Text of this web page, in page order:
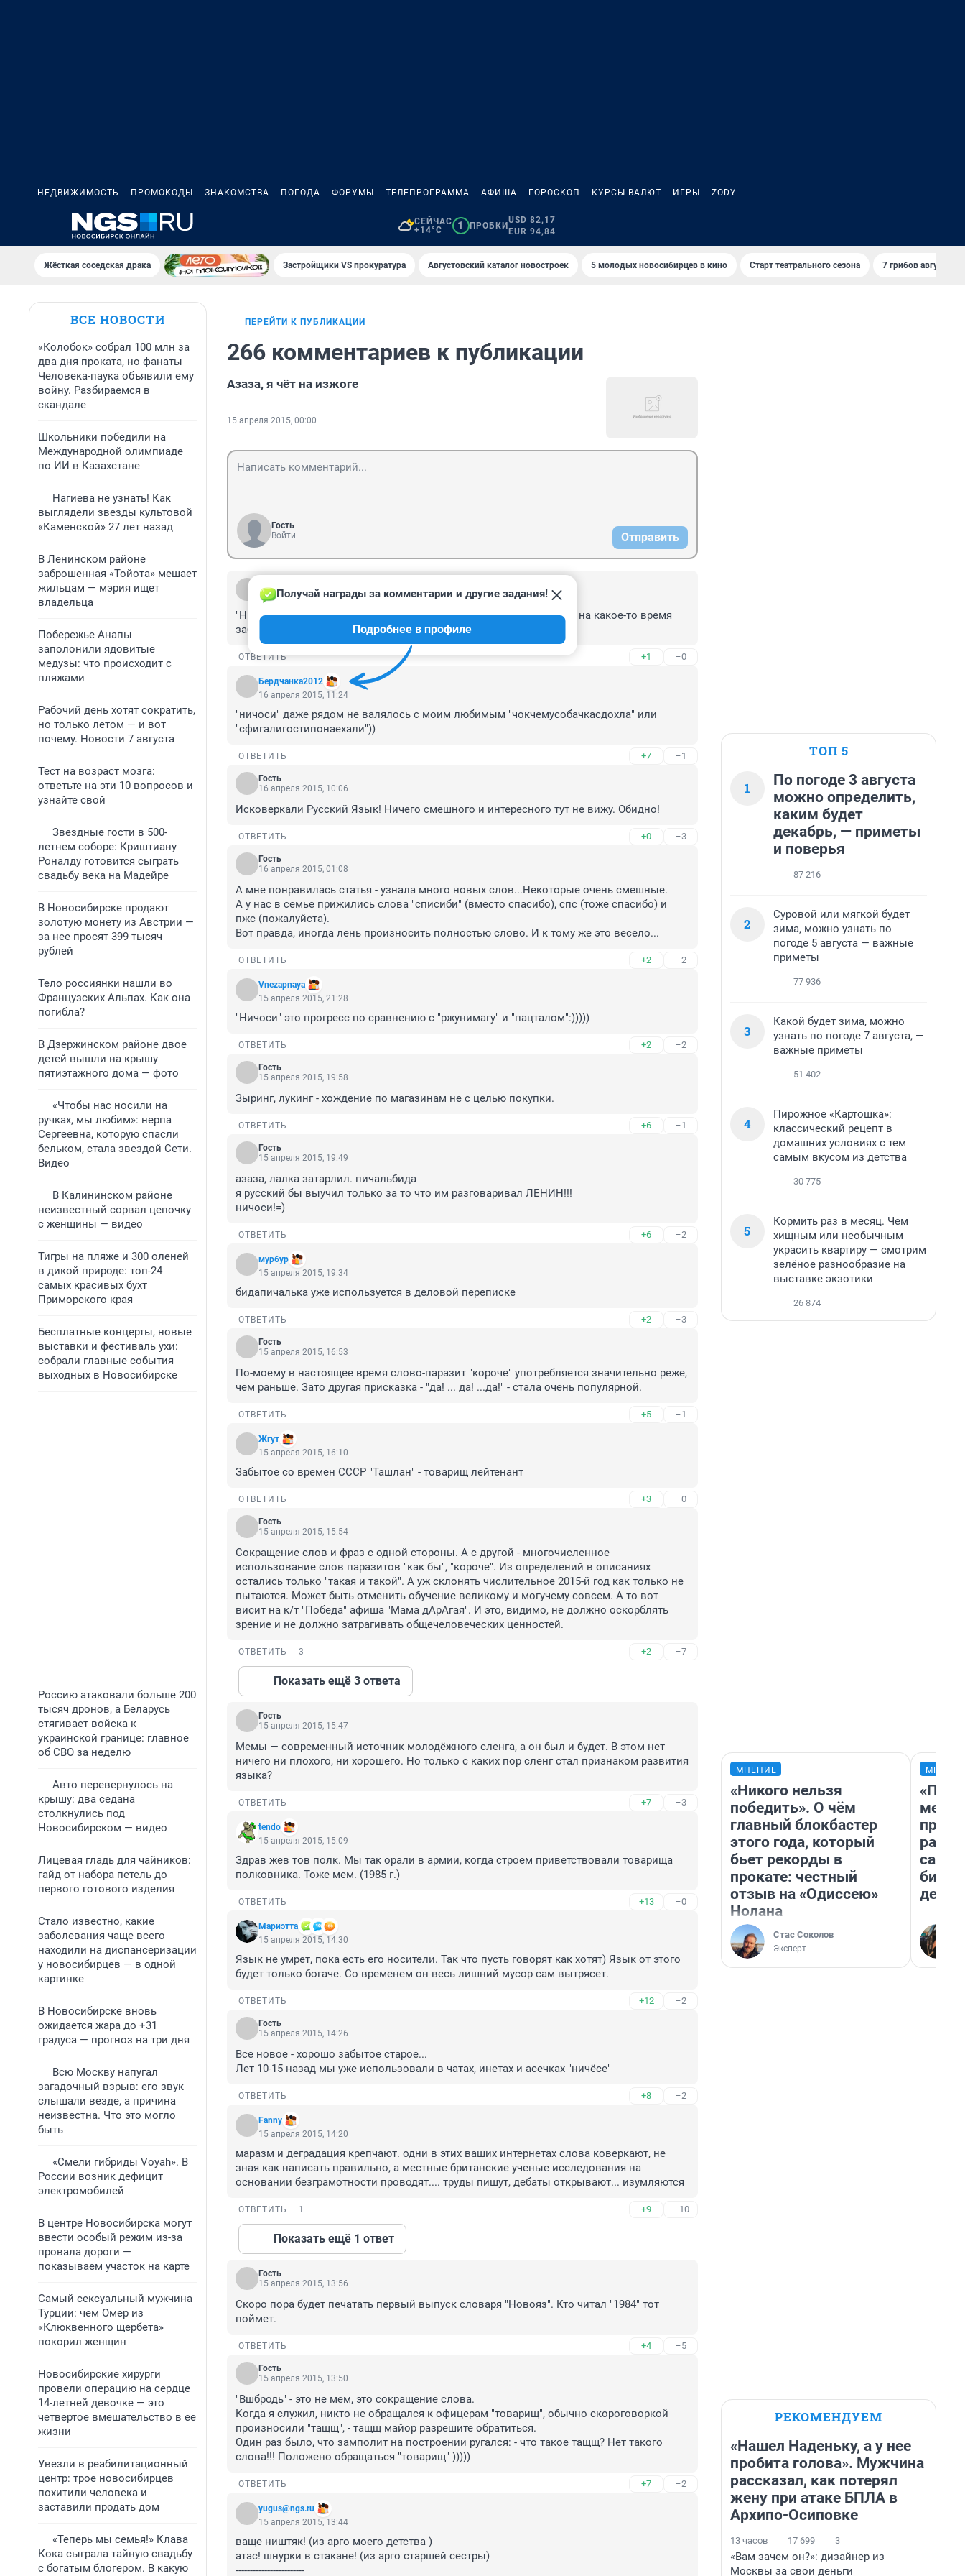
НЕДВИЖИМОСТЬ ПРОМОКОДЫ ЗНАКОМСТВА ПОГОДА ФОРУМЫ ТЕЛЕПРОГРАММА АФИША ГОРОСКОП КУРСЫ ВАЛЮТ ИГРЫ ZODY
СЕЙЧАС
+14°C
1 ПРОБКИ
USD 82,17
EUR 94,84
Жёсткая соседская драка Застройщики VS прокуратура Августовский каталог новостроек 5 молодых новосибирцев в кино Старт театрального сезона 7 грибов августа
ВСЕ НОВОСТИ
«Колобок» собрал 100 млн за
два дня проката, но фанаты
Человека-паука объявили ему
войну. Разбираемся в
скандале
Школьники победили на
Международной олимпиаде
по ИИ в Казахстане
Нагиева не узнать! Как
выглядели звезды культовой
«Каменской» 27 лет назад
В Ленинском районе
заброшенная «Тойота» мешает
жильцам — мэрия ищет
владельца
Побережье Анапы
заполонили ядовитые
медузы: что происходит с
пляжами
Рабочий день хотят сократить,
но только летом — и вот
почему. Новости 7 августа
Тест на возраст мозга:
ответьте на эти 10 вопросов и
узнайте свой
Звездные гости в 500-
летнем соборе: Криштиану
Роналду готовится сыграть
свадьбу века на Мадейре
В Новосибирске продают
золотую монету из Австрии —
за нее просят 399 тысяч
рублей
Тело россиянки нашли во
Французских Альпах. Как она
погибла?
В Дзержинском районе двое
детей вышли на крышу
пятиэтажного дома — фото
«Чтобы нас носили на
ручках, мы любим»: нерпа
Сергеевна, которую спасли
бельком, стала звездой Сети.
Видео
В Калининском районе
неизвестный сорвал цепочку
с женщины — видео
Тигры на пляже и 300 оленей
в дикой природе: топ-24
самых красивых бухт
Приморского края
Бесплатные концерты, новые
выставки и фестиваль ухи:
собрали главные события
выходных в Новосибирске
Россию атаковали больше 200
тысяч дронов, а Беларусь
стягивает войска к
украинской границе: главное
об СВО за неделю
Авто перевернулось на
крышу: два седана
столкнулись под
Новосибирском — видео
Лицевая гладь для чайников:
гайд от набора петель до
первого готового изделия
Стало известно, какие
заболевания чаще всего
находили на диспансеризации
у новосибирцев — в одной
картинке
В Новосибирске вновь
ожидается жара до +31
градуса — прогноз на три дня
Всю Москву напугал
загадочный взрыв: его звук
слышали везде, а причина
неизвестна. Что это могло
быть
«Смели гибриды Voyah». В
России возник дефицит
электромобилей
В центре Новосибирска могут
ввести особый режим из-за
провала дороги —
показываем участок на карте
Самый сексуальный мужчина
Турции: чем Омер из
«Клюквенного щербета»
покорил женщин
Новосибирские хирурги
провели операцию на сердце
14-летней девочке — это
четвертое вмешательство в ее
жизни
Увезли в реабилитационный
центр: трое новосибирцев
похитили человека и
заставили продать дом
«Теперь мы семья!» Клава
Кока сыграла тайную свадьбу
с богатым блогером. В какую
ПЕРЕЙТИ К ПУБЛИКАЦИИ
266 комментариев к публикации
Азаза, я чёт на изжоге
15 апреля 2015, 00:00
Гость
Войти
Отправить
16 апреля 2015, 18:40
"Ничёсе" и "фигасе" (через "е") говорили ещё в 70-х. Может, потом, на какое-то время
забыли.
ОТВЕТИТЬ +1 –0
Бердчанка2012
Получай награды за комментарии и другие задания!
Подробнее в профиле
16 апреля 2015, 11:24
"ничоси" даже рядом не валялось с моим любимым "чокчемусобачкасдохла" или
"сфигалигостипонаехали"))
ОТВЕТИТЬ +7 –1
Гость
16 апреля 2015, 10:06
Исковеркали Русский Язык! Ничего смешного и интересного тут не вижу. Обидно!
ОТВЕТИТЬ +0 –3
Гость
16 апреля 2015, 01:08
А мне понравилась статья - узнала много новых слов...Некоторые очень смешные.
А у нас в семье прижились слова "списиби" (вместо спасибо), спс (тоже спасибо) и
пжс (пожалуйста).
Вот правда, иногда лень произносить полностью слово. И к тому же это весело...
ОТВЕТИТЬ +2 –2
Vnezapnaya
15 апреля 2015, 21:28
"Ничоси" это прогресс по сравнению с "ржунимагу" и "пацталом":)))))
ОТВЕТИТЬ +2 –2
Гость
15 апреля 2015, 19:58
Зыринг, лукинг - хождение по магазинам не с целью покупки.
ОТВЕТИТЬ +6 –1
Гость
15 апреля 2015, 19:49
азаза, лалка затарлил. пичальбида
я русский бы выучил только за то что им разговаривал ЛЕНИН!!!
ничоси!=)
ОТВЕТИТЬ +6 –2
мурбур
15 апреля 2015, 19:34
бидапичалька уже используется в деловой переписке
ОТВЕТИТЬ +2 –3
Гость
15 апреля 2015, 16:53
По-моему в настоящее время слово-паразит "короче" употребляется значительно реже,
чем раньше. Зато другая присказка - "да! ... да! ...да!" - стала очень популярной.
ОТВЕТИТЬ +5 –1
Жгут
15 апреля 2015, 16:10
Забытое со времен СССР "Ташлан" - товарищ лейтенант
ОТВЕТИТЬ +3 –0
Гость
15 апреля 2015, 15:54
Сокращение слов и фраз с одной стороны. А с другой - многочисленное
использование слов паразитов "как бы", "короче". Из определений в описаниях
остались только "такая и такой". А уж склонять числительное 2015-й год как только не
пытаются. Может быть отменить обучение великому и могучему совсем. А то вот
висит на к/т "Победа" афиша "Мама дАрАгая". И это, видимо, не должно оскорблять
зрение и не должно затрагивать общечеловеческих ценностей.
ОТВЕТИТЬ 3 +2 –7
Показать ещё 3 ответа
Гость
15 апреля 2015, 15:47
Мемы — современный источник молодёжного сленга, а он был и будет. В этом нет
ничего ни плохого, ни хорошего. Но только с каких пор сленг стал признаком развития
языка?
ОТВЕТИТЬ +7 –3
tendo
15 апреля 2015, 15:09
Здрав жев тов полк. Мы так орали в армии, когда строем приветствовали товарища
полковника. Тоже мем. (1985 г.)
ОТВЕТИТЬ +13 –0
Мариэтта
15 апреля 2015, 14:30
Язык не умрет, пока есть его носители. Так что пусть говорят как хотят) Язык от этого
будет только богаче. Со временем он весь лишний мусор сам вытрясет.
ОТВЕТИТЬ +12 –2
Гость
15 апреля 2015, 14:26
Все новое - хорошо забытое старое...
Лет 10-15 назад мы уже использовали в чатах, инетах и асечках "ничёсе"
ОТВЕТИТЬ +8 –2
Fanny
15 апреля 2015, 14:20
маразм и деградация крепчают. одни в этих ваших интернетах слова коверкают, не
зная как написать правильно, а местные британские ученые исследования на
основании безграмотности проводят.... труды пишут, дебаты открывают... изумляются
ОТВЕТИТЬ 1 +9 –10
Показать ещё 1 ответ
Гость
15 апреля 2015, 13:56
Скоро пора будет печатать первый выпуск словаря "Новояз". Кто читал "1984" тот
поймет.
ОТВЕТИТЬ +4 –5
Гость
15 апреля 2015, 13:50
"Вшбродь" - это не мем, это сокращение слова.
Когда я служил, никто не обращался к офицерам "товарищ", обычно скороговоркой
произносили "тащщ", - тащщ майор разрешите обратиться.
Один раз было, что замполит на построении ругался: - что такое тащщ? Нет такого
слова!!! Положено обращаться "товарищ" )))))
ОТВЕТИТЬ +7 –2
yugus@ngs.ru
15 апреля 2015, 13:44
ваще ништяк! (из арго моего детства )
атас! шнурки в стакане! (из арго старшей сестры)
------------------------
ТОП 5
1
По погоде 3 августа
можно определить,
каким будет
декабрь, — приметы
и поверья
87 216
2
Суровой или мягкой будет
зима, можно узнать по
погоде 5 августа — важные
приметы
77 936
3
Какой будет зима, можно
узнать по погоде 7 августа, —
важные приметы
51 402
4
Пирожное «Картошка»:
классический рецепт в
домашних условиях с тем
самым вкусом из детства
30 775
5
Кормить раз в месяц. Чем
хищным или необычным
украсить квартиру — смотрим
зелёное разнообразие на
выставке экзотики
26 874
МНЕНИЕ
«Никого нельзя
победить». О чём
главный блокбастер
этого года, который
бьет рекорды в
прокате: честный
отзыв на «Одиссею»
Нолана
Стас Соколов
Эксперт
РЕКОМЕНДУЕМ
«Нашел Наденьку, а у нее
пробита голова». Мужчина
рассказал, как потерял
жену при атаке БПЛА в
Архипо-Осиповке
13 часов 17 699 3
«Вам зачем он?»: дизайнер из
Москвы за свои деньги